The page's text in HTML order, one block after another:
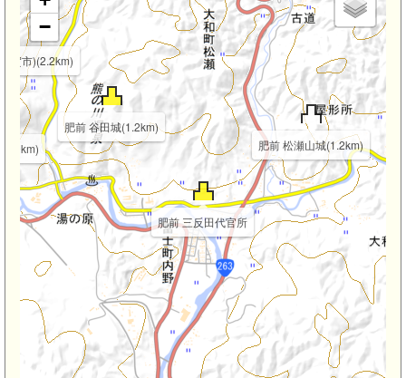
肥前 三反田代官所
肥前 谷田城(1.2km)
肥前 松瀬山城(1.2km)
賀市)(2.2km)
−